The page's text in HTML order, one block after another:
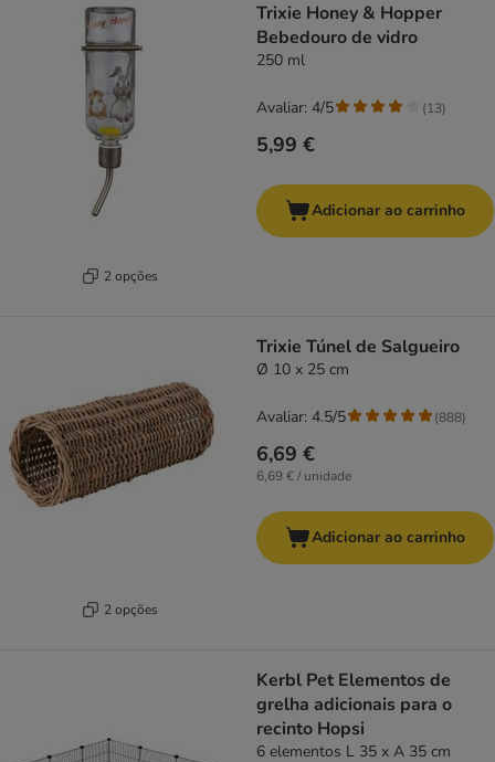
2 opções
Trixie Honey & Hopper
Bebedouro de vidro
250 ml
5,99 €
Avaliar: 4/5 (13)
Adicionar ao carrinho
2 opções
Trixie Túnel de Salgueiro
Ø 10 x 25 cm
6,69 €
6,69 € / unidade
Avaliar: 4.5/5 (888)
Adicionar ao carrinho
Kerbl Pet Elementos de
grelha adicionais para o
recinto Hopsi
6 elementos L 35 x A 35 cm